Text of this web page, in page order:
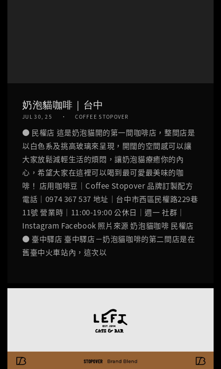
奶泡貓咖啡｜台中
JUL 30, 25 COFFEE STOPOVER
● 民權店 這是奶泡貓開的第一間咖啡店，整間店是
以白色系及挑高玻璃來呈現，開闊的空間感可以讓
大家放鬆減輕生活的煩悶，讓奶泡貓療癒你的內
心，希望大家在這裡可以喝到最可愛最美味的咖
啡！ 店用咖啡豆｜Coffee Stopover 品牌訂製配方
電話｜0974 367 537 地址｜台中市西區民權路229巷
11號 營業時｜11:00-19:00 公休日｜週一 社群｜
Instagram Facebook 照片來源 奶泡貓咖啡 民權店
● 臺中驛店 臺中驛店－奶泡貓咖啡的第二間店是在
舊臺中火車站內，這次以